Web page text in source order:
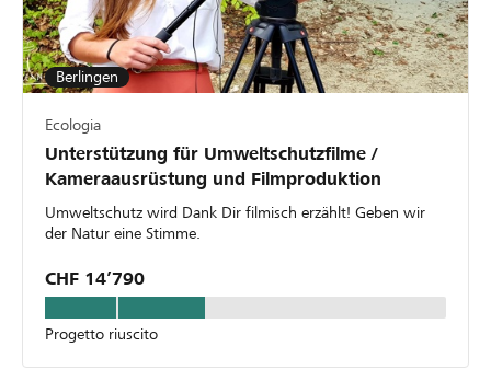
Berlingen
Ecologia
Unterstützung für Umweltschutzfilme /
Kameraausrüstung und Filmproduktion
Umweltschutz wird Dank Dir filmisch erzählt! Geben wir
der Natur eine Stimme.
CHF 14’790
Progetto riuscito